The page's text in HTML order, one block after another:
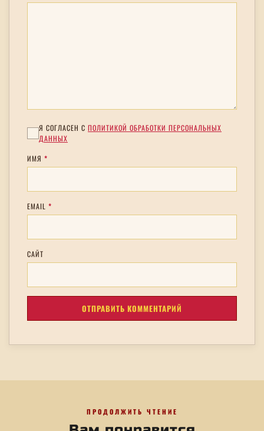
Я СОГЛАСЕН С ПОЛИТИКОЙ ОБРАБОТКИ ПЕРСОНАЛЬНЫХ
ДАННЫХ
ИМЯ *
EMAIL *
САЙТ
ПРОДОЛЖИТЬ ЧТЕНИЕ